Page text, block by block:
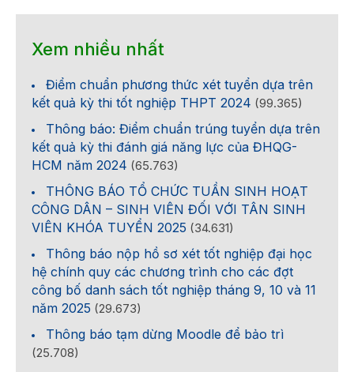
Xem nhiều nhất
Điểm chuẩn phương thức xét tuyển dựa trên
kết quả kỳ thi tốt nghiệp THPT 2024 (99.365)
Thông báo: Điểm chuẩn trúng tuyển dựa trên
kết quả kỳ thi đánh giá năng lực của ĐHQG-
HCM năm 2024 (65.763)
THÔNG BÁO TỔ CHỨC TUẦN SINH HOẠT
CÔNG DÂN – SINH VIÊN ĐỐI VỚI TÂN SINH
VIÊN KHÓA TUYỂN 2025 (34.631)
Thông báo nộp hồ sơ xét tốt nghiệp đại học
hệ chính quy các chương trình cho các đợt
công bố danh sách tốt nghiệp tháng 9, 10 và 11
năm 2025 (29.673)
Thông báo tạm dừng Moodle để bảo trì
(25.708)